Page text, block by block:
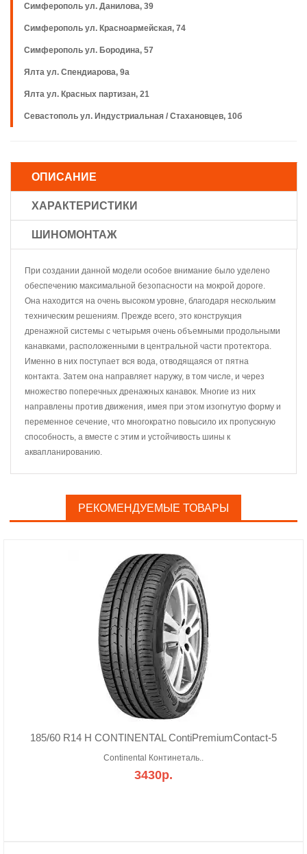
Симферополь ул. Данилова, 39
Симферополь ул. Красноармейская, 74
Симферополь ул. Бородина, 57
Ялта ул. Спендиарова, 9а
Ялта ул. Красных партизан, 21
Севастополь ул. Индустриальная / Стахановцев, 10б
ОПИСАНИЕ
ХАРАКТЕРИСТИКИ
ШИНОМОНТАЖ
При создании данной модели особое внимание было уделено
обеспечению максимальной безопасности на мокрой дороге.
Она находится на очень высоком уровне, благодаря нескольким
техническим решениям. Прежде всего, это конструкция
дренажной системы с четырьмя очень объемными продольными
канавками, расположенными в центральной части протектора.
Именно в них поступает вся вода, отводящаяся от пятна
контакта. Затем она направляет наружу, в том числе, и через
множество поперечных дренажных канавок. Многие из них
направлены против движения, имея при этом изогнутую форму и
переменное сечение, что многократно повысило их пропускную
способность, а вместе с этим и устойчивость шины к
аквапланированию.
РЕКОМЕНДУЕМЫЕ ТОВАРЫ
185/60 R14 H CONTINENTAL ContiPremiumContact-5
Continental Континеталь..
3430р.